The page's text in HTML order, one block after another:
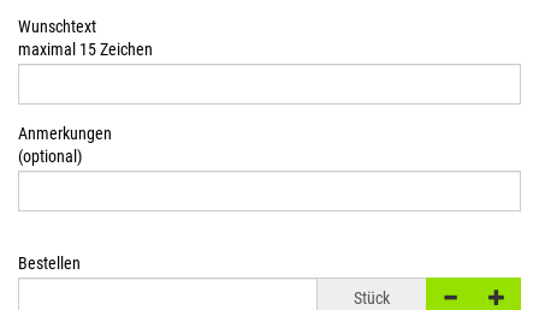
Wunschtext
maximal 15 Zeichen
Anmerkungen
(optional)
Bestellen
Stück